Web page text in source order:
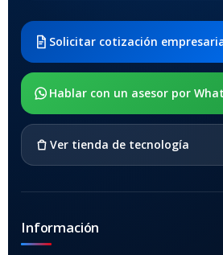
2021
x205
Solicitar cotización
Hablar con un asesor por
Ver tienda de tecnología
Información